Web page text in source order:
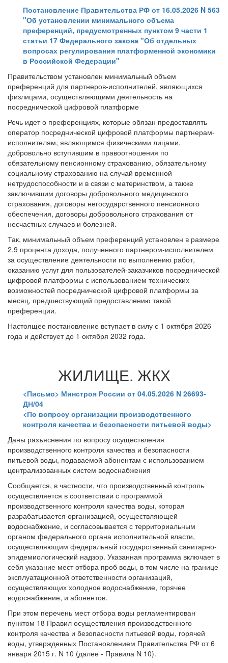
Постановление Правительства РФ от 16.05.2026 N 563
"Об установлении минимального объема
преференций, предусмотренных пунктом 9 части 1
статьи 17 Федерального закона "Об отдельных
вопросах регулирования платформенной экономики
в Российской Федерации"
Правительством установлен минимальный объем
преференций для партнеров-исполнителей, являющихся
физлицами, осуществляющими деятельность на
посреднической цифровой платформе
Речь идет о преференциях, которые обязан предоставлять
оператор посреднической цифровой платформы партнерам-
исполнителям, являющимся физическими лицами,
добровольно вступившим в правоотношения по
обязательному пенсионному страхованию, обязательному
социальному страхованию на случай временной
нетрудоспособности и в связи с материнством, а также
заключившим договоры добровольного медицинского
страхования, договоры негосударственного пенсионного
обеспечения, договоры добровольного страхования от
несчастных случаев и болезней.
Так, минимальный объем преференций установлен в размере
2,9 процента дохода, полученного партнером-исполнителем
за осуществление деятельности по выполнению работ,
оказанию услуг для пользователей-заказчиков посреднической
цифровой платформы с использованием технических
возможностей посреднической цифровой платформы за
месяц, предшествующий предоставлению такой
преференции.
Настоящее постановление вступает в силу с 1 октября 2026
года и действует до 1 октября 2032 года.
ЖИЛИЩЕ. ЖКХ
<Письмо> Минстроя России от 04.05.2026 N 26693-
ДН/04
<По вопросу организации производственного
контроля качества и безопасности питьевой воды>
Даны разъяснения по вопросу осуществления
производственного контроля качества и безопасности
питьевой воды, подаваемой абонентам с использованием
централизованных систем водоснабжения
Сообщается, в частности, что производственный контроль
осуществляется в соответствии с программой
производственного контроля качества воды, которая
разрабатывается организацией, осуществляющей
водоснабжение, и согласовывается с территориальным
органом федерального органа исполнительной власти,
осуществляющим федеральный государственный санитарно-
эпидемиологический надзор. Указанная программа включает в
себя указание мест отбора проб воды, в том числе на границе
эксплуатационной ответственности организаций,
осуществляющих холодное водоснабжение, горячее
водоснабжение, и абонентов.
При этом перечень мест отбора воды регламентирован
пунктом 18 Правил осуществления производственного
контроля качества и безопасности питьевой воды, горячей
воды, утвержденных Постановлением Правительства РФ от 6
января 2015 г. N 10 (далее - Правила N 10).